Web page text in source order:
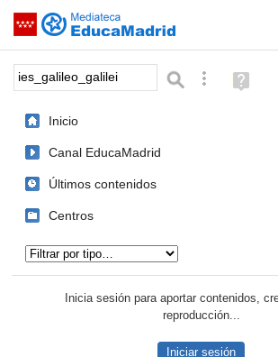
Saltar navegación
Palabra o frase: BúsquedaAyuda
(en
Inicio
Canal EducaMadrid
Últimos contenidos
Centros
Inicia sesión para aportar contenidos,
reproducción...
Iniciar sesión